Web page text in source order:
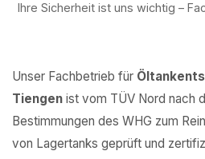
Ihre Sicherheit ist uns wichtig –
Unser Fachbetrieb für
Tiengen ist vom TÜV Nord nach
Bestimmungen des WHG zum
von Lagertanks geprüft und